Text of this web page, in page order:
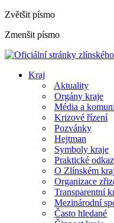
Zvětšit písmo
Zmenšit písmo
Kraj
Aktuality
Orgány kraje
Média a
Krizové řízení
Pozvánky
Hejtman
Symboly kraje
Praktické
O Zlínském
Organizace
Transparentní
Mezinárodní
Často hledané